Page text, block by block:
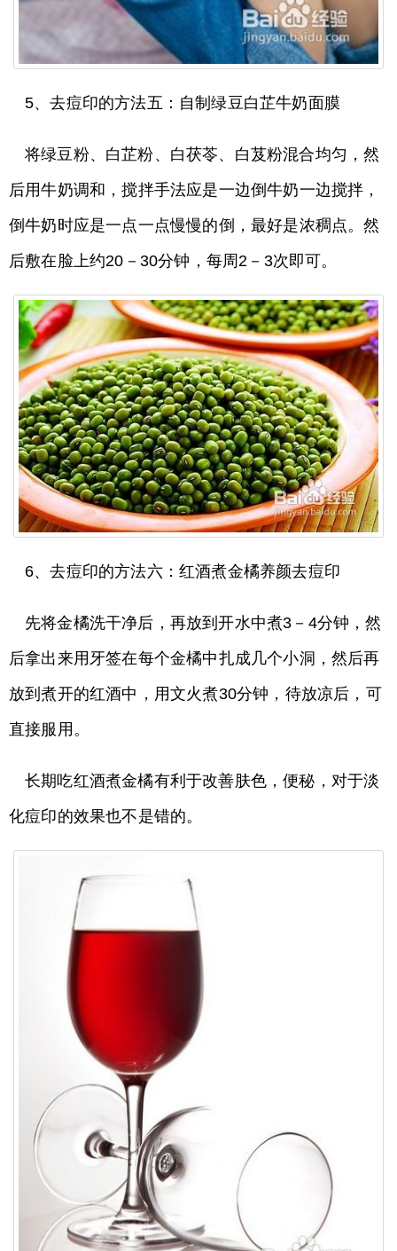
5、去痘印的方法五：自制绿豆白芷牛奶面膜
将绿豆粉、白芷粉、白茯苓、白芨粉混合均匀，然
后用牛奶调和，搅拌手法应是一边倒牛奶一边搅拌，
倒牛奶时应是一点一点慢慢的倒，最好是浓稠点。然
后敷在脸上约20－30分钟，每周2－3次即可。
6、去痘印的方法六：红酒煮金橘养颜去痘印
先将金橘洗干净后，再放到开水中煮3－4分钟，然
后拿出来用牙签在每个金橘中扎成几个小洞，然后再
放到煮开的红酒中，用文火煮30分钟，待放凉后，可
直接服用。
长期吃红酒煮金橘有利于改善肤色，便秘，对于淡
化痘印的效果也不是错的。